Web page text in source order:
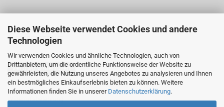
Diese Webseite verwendet Cookies und andere
Technologien
Wir verwenden Cookies und ähnliche Technologien, auch von
Drittanbietern, um die ordentliche Funktionsweise der Website zu
gewährleisten, die Nutzung unseres Angebotes zu analysieren und Ihnen
ein bestmögliches Einkaufserlebnis bieten zu können. Weitere
Informationen finden Sie in unserer Datenschutzerklärung.
WIDERRUFSRECHT
Vertrag widerrufen
Widerrufsbelehrung